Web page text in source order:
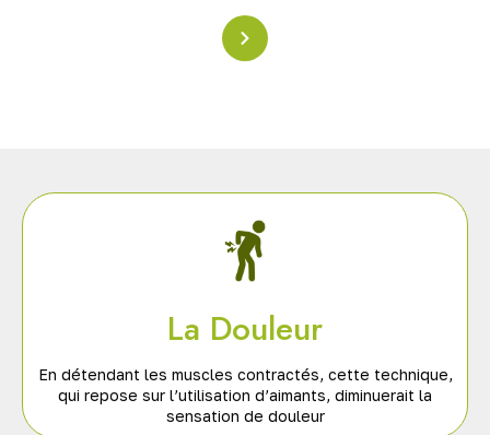
La Douleur
En détendant les muscles contractés, cette technique,
qui repose sur l’utilisation d’aimants, diminuerait la
sensation de douleur